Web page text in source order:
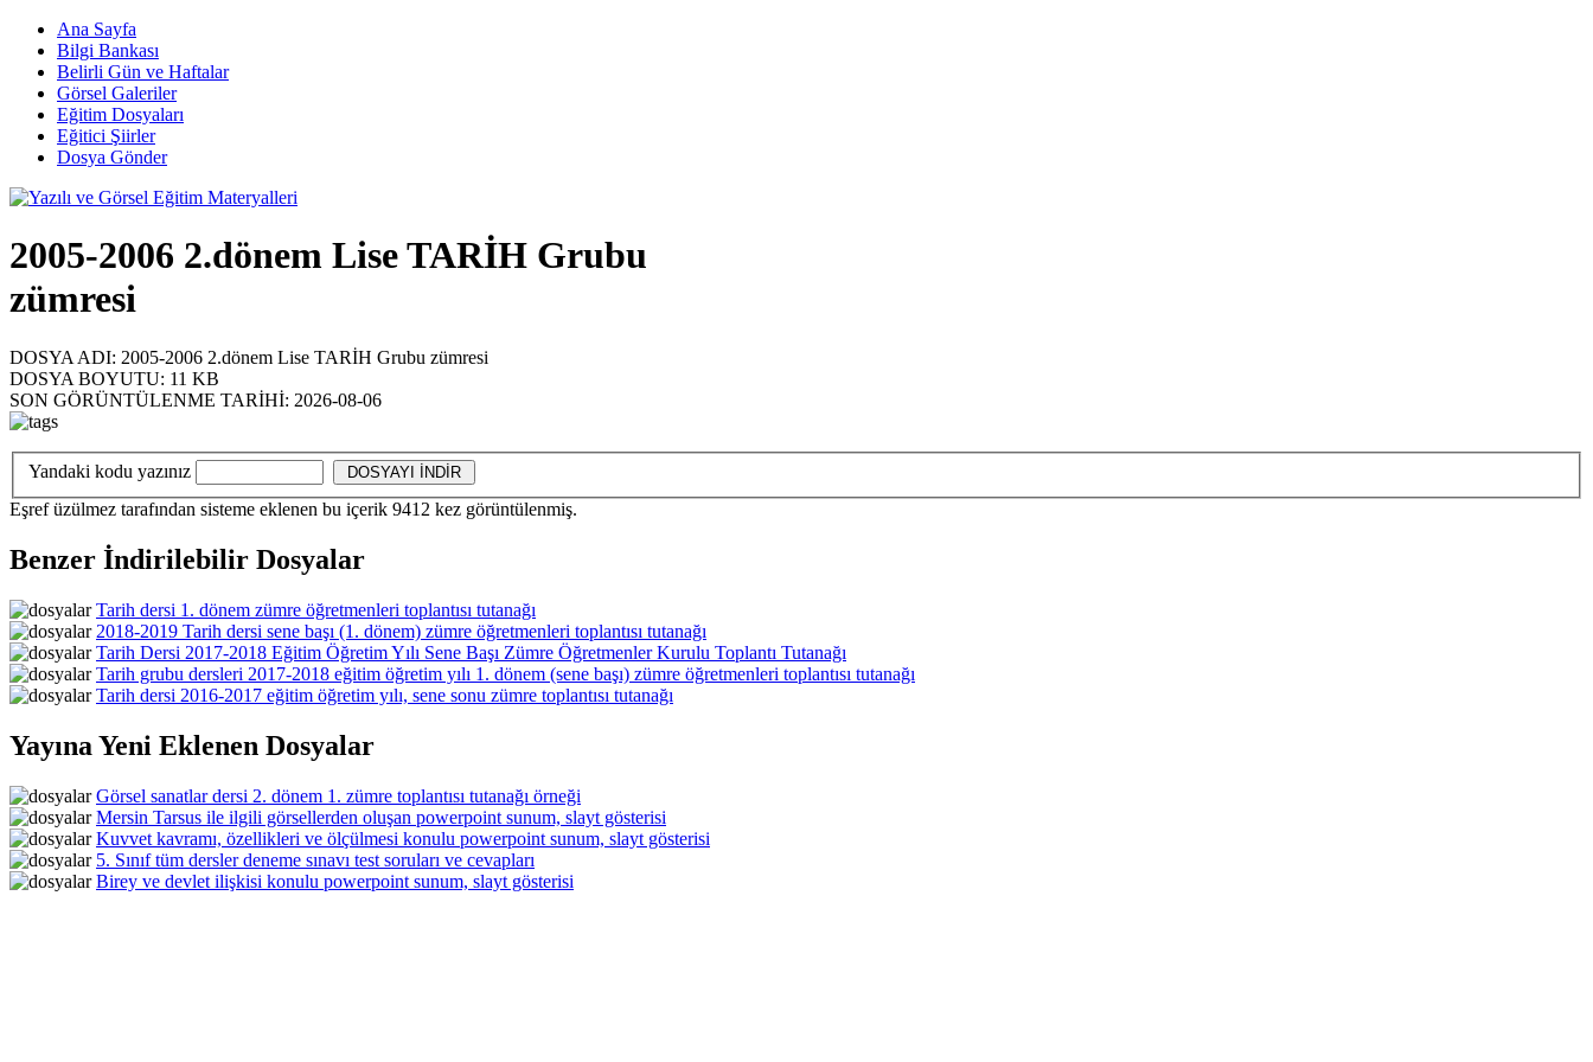
Ana Sayfa
Bilgi Bankası
Belirli Gün ve Haftalar
Görsel Galeriler
Eğitim Dosyaları
Eğitici Şiirler
Dosya Gönder
2005-2006 2.dönem Lise TARİH Grubu
zümresi
DOSYA ADI: 2005-2006 2.dönem Lise TARİH Grubu zümresi
DOSYA BOYUTU: 11 KB
SON GÖRÜNTÜLENME TARİHİ: 2026-08-06
Yandaki kodu yazınız
Eşref üzülmez tarafından sisteme eklenen bu içerik 9412 kez görüntülenmiş.
Benzer İndirilebilir Dosyalar
Tarih dersi 1. dönem zümre öğretmenleri toplantısı tutanağı
2018-2019 Tarih dersi sene başı (1. dönem) zümre öğretmenleri toplantısı tutanağı
Tarih Dersi 2017-2018 Eğitim Öğretim Yılı Sene Başı Zümre Öğretmenler Kurulu Toplantı Tutanağı
Tarih grubu dersleri 2017-2018 eğitim öğretim yılı 1. dönem (sene başı) zümre öğretmenleri toplantısı tutanağı
Tarih dersi 2016-2017 eğitim öğretim yılı, sene sonu zümre toplantısı tutanağı
Yayına Yeni Eklenen Dosyalar
Görsel sanatlar dersi 2. dönem 1. zümre toplantısı tutanağı örneği
Mersin Tarsus ile ilgili görsellerden oluşan powerpoint sunum, slayt gösterisi
Kuvvet kavramı, özellikleri ve ölçülmesi konulu powerpoint sunum, slayt gösterisi
5. Sınıf tüm dersler deneme sınavı test soruları ve cevapları
Birey ve devlet ilişkisi konulu powerpoint sunum, slayt gösterisi